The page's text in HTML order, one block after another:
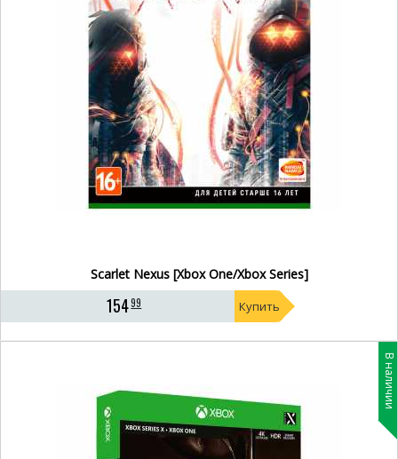
Scarlet Nexus [Xbox One/Xbox Series]
15499 Купить
В наличии